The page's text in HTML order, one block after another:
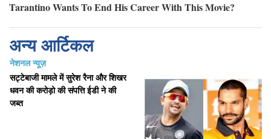
अन्य आर्टिकल
नेशनल न्यूज़
सट्टेबाजी मामले में सुरेश रैना और शिखर
धवन की करोड़ो की संपत्ति ईडी ने की
जब्त